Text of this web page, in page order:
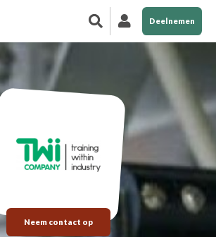
Deelnemen
Neem contact op